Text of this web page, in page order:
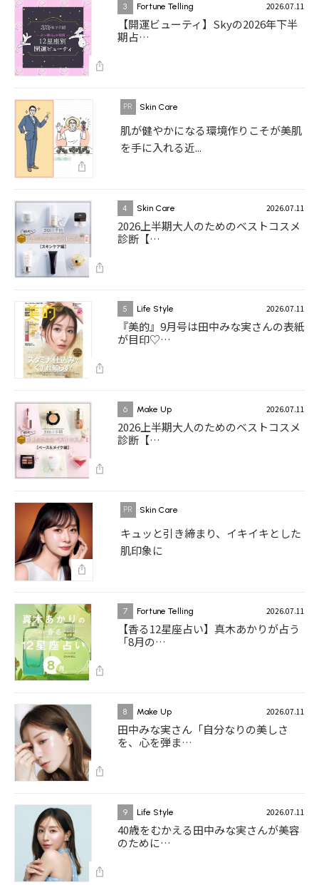
3 Fortune Telling 2026.07.11
【開運ビューティ】Skyの2026年下半
期占…
Skin Care
肌が健やかになる環境作りこそが美肌
を手に入れる近...
4 Skin Care 2026.07.11
2026上半期大人のためのベストコスメ
診断【…
5 Life Style 2026.07.11
『美的』9月号は田中みな実さんの表紙
が目印♡…
6 Make Up 2026.07.11
2026上半期大人のためのベストコスメ
診断【…
Skin Care
キュッと引き締まり、イキイキとした
肌印象に
7 Fortune Telling 2026.07.11
【香る12星座占い】真木あかりが占う
「8月の…
8 Make Up 2026.07.11
田中みな実さん「自分なりの美しさ
を、心を弾ま…
9 Life Style 2026.07.11
40歳をむかえる田中みな実さんが美容
のために…